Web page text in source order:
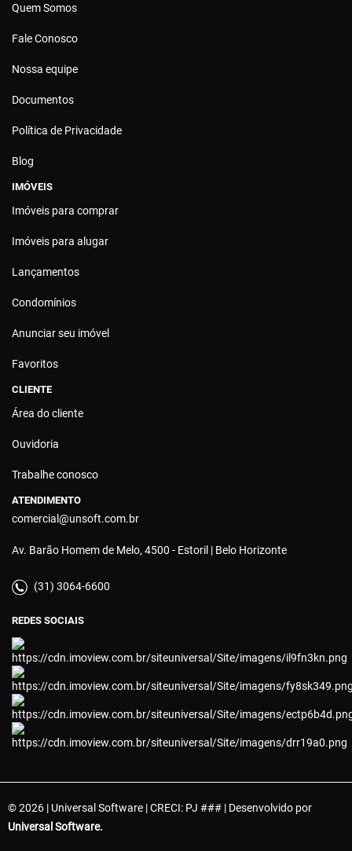
Quem Somos
Fale Conosco
Nossa equipe
Documentos
Política de Privacidade
Blog
IMÓVEIS
Imóveis para comprar
Imóveis para alugar
Lançamentos
Condomínios
Anunciar seu imóvel
Favoritos
CLIENTE
Área do cliente
Ouvidoria
Trabalhe conosco
ATENDIMENTO
comercial@unsoft.com.br
Av. Barão Homem de Melo, 4500 - Estoril | Belo Horizonte
(31) 3064-6600
REDES SOCIAIS
© 2026 | Universal Software | CRECI: PJ ### | Desenvolvido por
Universal Software.